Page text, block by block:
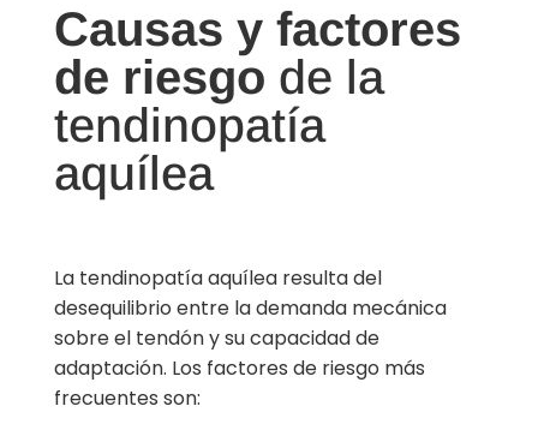
Causas y factores
de riesgo de la
tendinopatía
aquílea
La tendinopatía aquílea resulta del
desequilibrio entre la demanda mecánica
sobre el tendón y su capacidad de
adaptación. Los factores de riesgo más
frecuentes son: